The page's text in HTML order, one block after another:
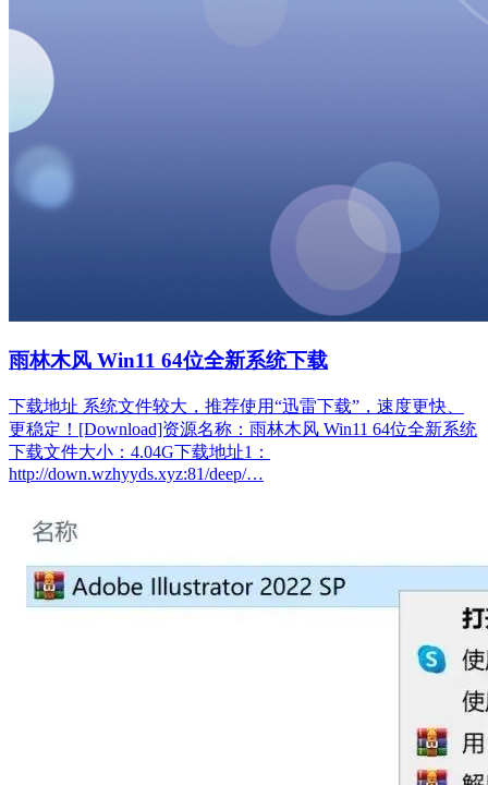
雨林木风 Win11 64位全新系统下载
下载地址 系统文件较大，推荐使用“迅雷下载”，速度更快、
更稳定！[Download]资源名称：雨林木风 Win11 64位全新系统
下载文件大小：4.04G下载地址1：
http://down.wzhyyds.xyz:81/deep/…